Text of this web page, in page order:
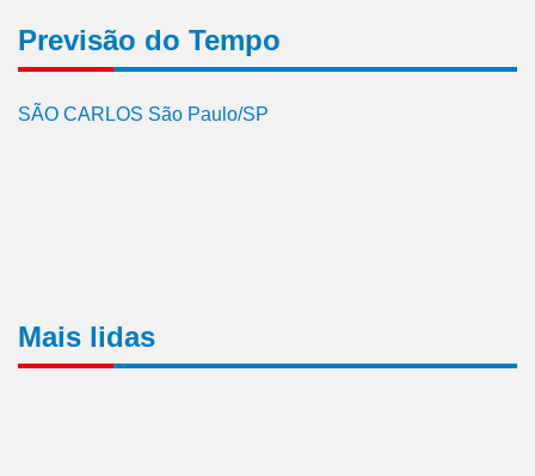
Previsão do Tempo
SÃO CARLOS São Paulo/SP
Mais lidas